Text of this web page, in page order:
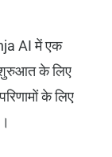
AI में एक
के लिए
के लिए